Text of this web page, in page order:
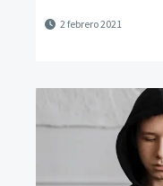
2 febrero 2021